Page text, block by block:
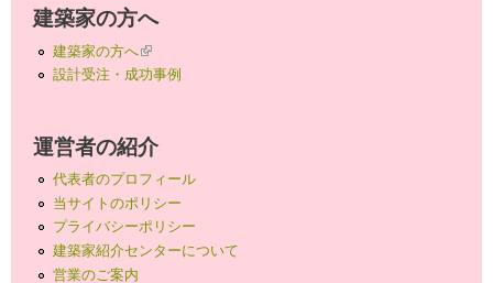
建築家の方へ
建築家の方へ(link is external)
設計受注・成功事例
運営者の紹介
代表者のプロフィール
当サイトのポリシー
プライバシーポリシー
建築家紹介センターについて
営業のご案内